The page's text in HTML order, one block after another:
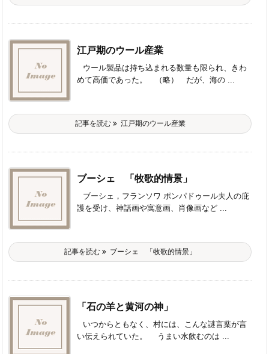
江戸期のウール産業
ウール製品は持ち込まれる数量も限られ、きわ
めて高価であった。 （略） だが、海の ...
記事を読む 江戸期のウール産業
ブーシェ 「牧歌的情景」
ブーシェ，フランソワ ポンパドゥール夫人の庇
護を受け、神話画や寓意画、肖像画など ...
記事を読む ブーシェ 「牧歌的情景」
「石の羊と黄河の神」
いつからともなく、村には、こんな謎言葉が言
い伝えられていた。 うまい水飲むのは ...